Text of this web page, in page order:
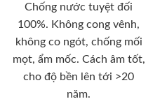
Chống nước tuyệt đối
100%. Không cong vênh,
không co ngót, chống mối
mọt, ẩm mốc. Cách âm tốt,
cho độ bền lên tới >20
năm.